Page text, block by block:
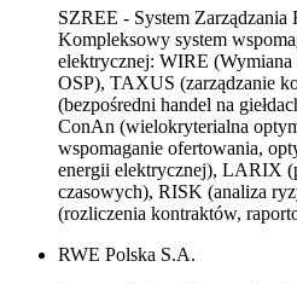
SZREE - System
Kompleksowy system
elektrycznej: WIRE
OSP), TAXUS (zarządzanie
(bezpośredni handel na
ConAn (wielokryterialna
wspomaganie ofertowania,
energii elektrycznej), LARIX
czasowych), RISK (analiza
(rozliczenia kontraktów,
RWE Polska S.A.